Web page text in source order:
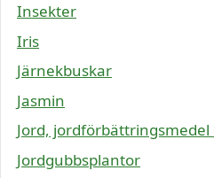
Insekter
Iris
Järnekbuskar
Jasmin
Jord, jordförbättringsmedel
Jordgubbsplantor